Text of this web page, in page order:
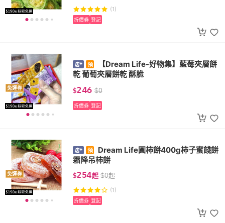
(1)
折價券 登記
免運券
【Dream Life-好物集】藍莓夾層餅
乾 葡萄夾層餅乾 酥脆
$246 $0
折價券 登記
免運券
Dream Life圓柿餅400g柿子蜜餞餅
霜降吊柿餅
$254起 $0起
(1)
折價券 登記